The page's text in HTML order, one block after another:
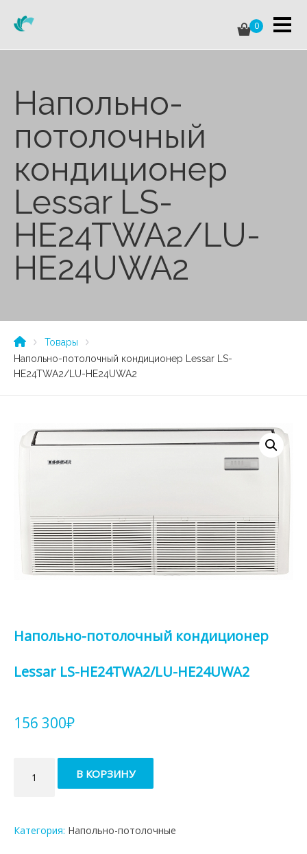
0
Напольно-
потолочный
кондиционер
Lessar LS-
HE24TWA2/LU-
HE24UWA2
Товары
Напольно-потолочный кондиционер Lessar LS-
HE24TWA2/LU-HE24UWA2
Напольно-потолочный кондиционер
Lessar LS-HE24TWA2/LU-HE24UWA2
156 300₽
товара
Lessar
В КОРЗИНУ
Категория: Напольно-потолочные